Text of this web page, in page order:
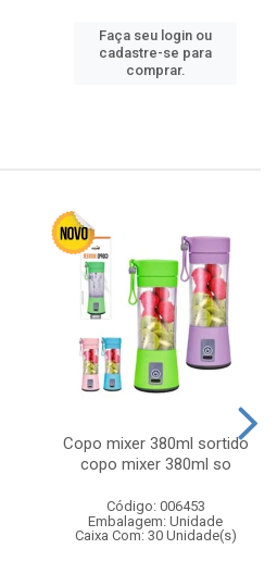
Faça seu login ou
cadastre-se para
comprar.
Copo mixer 380ml sortido
copo mixer 380ml so
Código: 006453
Embalagem: Unidade
Caixa Com: 30 Unidade(s)